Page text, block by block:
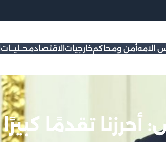
الامهأمن ومحاكمخارجيات الاقتصادمحــليــات
تقدمًا كبيرًا